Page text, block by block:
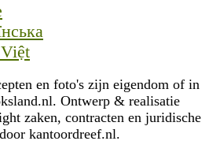
en foto's zijn eigendom of in
Ontwerp & realisatie
zaken, contracten en juridische
kantoordreef.nl.